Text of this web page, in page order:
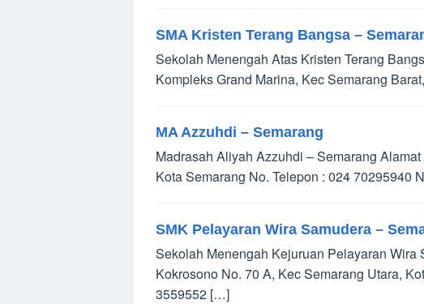
SMA Kristen Terang Bangsa –
Sekolah Menengah Atas Kristen Terang
Kompleks Grand Marina, Kec Semarang
MA Azzuhdi – Semarang
Madrasah Aliyah Azzuhdi – Semarang
Kota Semarang No. Telepon : 024 70295940
SMK Pelayaran Wira Samudera –
Sekolah Menengah Kejuruan Pelayaran Wira
Kokrosono No. 70 A, Kec Semarang Utara,
3559552 […]